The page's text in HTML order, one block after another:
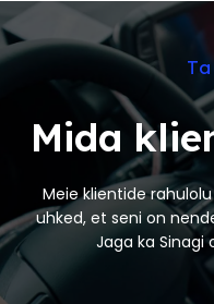
Mida
Meie klientide
uhked, et seni on
Jaga ka